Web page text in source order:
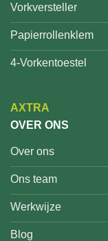
Vorkversteller
Papierrollenklem
4-Vorkentoestel
AXTRA
OVER ONS
Over ons
Ons team
Werkwijze
Blog